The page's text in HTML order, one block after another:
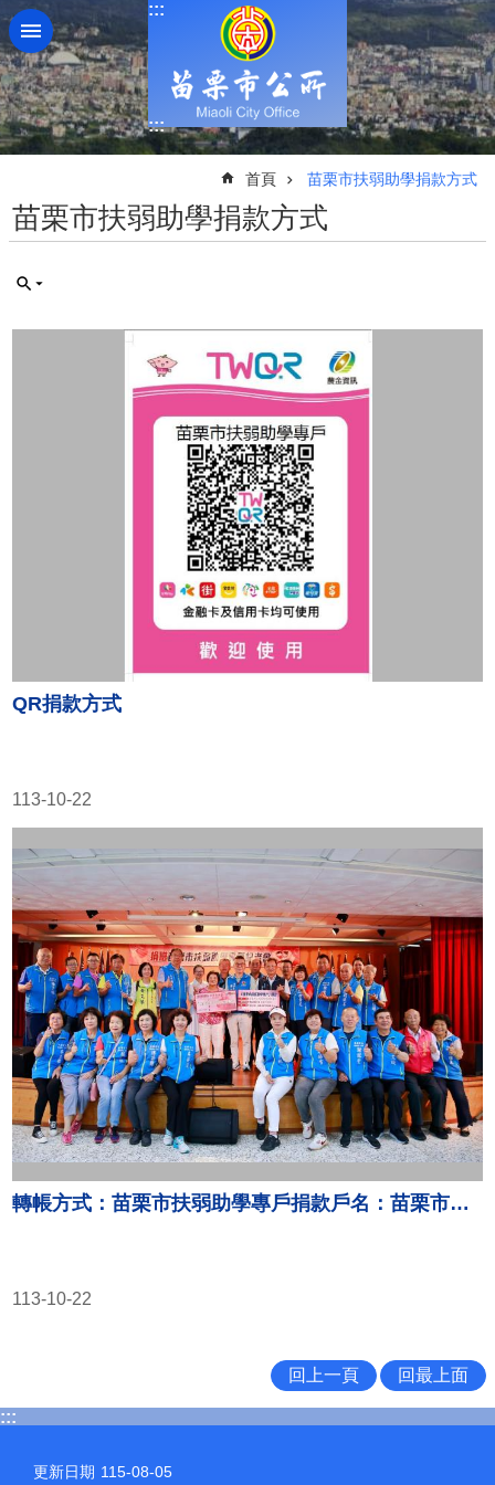
跳到主要內容區塊
:::
:::
首頁 苗栗市扶弱助學捐款方式
苗栗市扶弱助學捐款方式
QR捐款方式
113-10-22
轉帳方式：苗栗市扶弱助學專戶捐款戶名：苗栗市公所其他代收款專戶，銀行代碼：9020016苗栗市農會，帳號：90201-04-007004-5。
113-10-22
回上一頁 回最上面
:::
更新日期 115-08-05